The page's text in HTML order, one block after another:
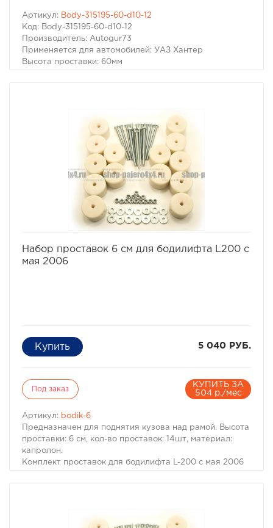
Артикул: Body-315195-60-d10-12
Код: Body-315195-60-d10-12
Производитель: Autogur73
Применяется для автомобилей: УАЗ Хантер
Высота проставки: 60мм
Набор проставок 6 см для бодилифта L200 с
мая 2006
5 040 РУБ.
Под заказ
КУПИТЬ ЗА
504 р./мес
Артикул: bodik-6
Предназначен для поднятия кузова над рамой. Высота
проставки: 6 см, кол-во проставок: 14шт, материал:
капролон.
Комплект проставок для бодилифта L-200 с мая 2006
В комплект проставок для бодилифта L-200 с мая 2006